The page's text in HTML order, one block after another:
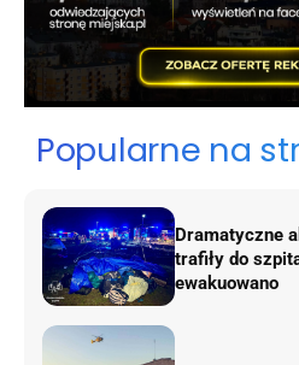
Popularne na
Dramatyczne
trafiły do
ewakuowano